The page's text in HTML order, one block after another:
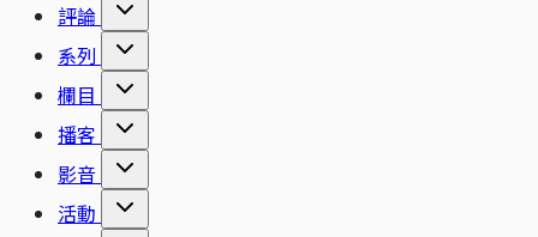
評論
系列
欄目
播客
影音
活動